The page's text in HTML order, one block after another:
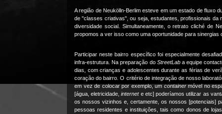
A região de Neukölln-Berlim esteve em um estado de fluxo
de "classes criativas", ou seja, estudantes, profissionais
diversidade social. Simultaneamente, o retrato cliché de
propomos a ver isso como uma oportunidade para
Participar neste bairro específico foi especialmente
infra-estrutura. Na preparação do StreetLaba equipe
dias, com crianças e adolescentes durante as férias de
coração do bairro. O critério de integração de nosso
em vez de colocar por exemplo, umcontainermóvel no
[água, eletricidade,internete etc] poderíamos utilizar as
os nossos vizinhos e, certamente, os nossos [potenciais]
pessoas residentes e instituições, tais como donos de